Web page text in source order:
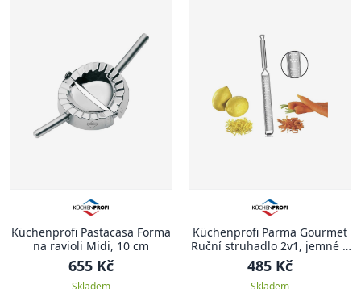
Küchenprofi Pastacasa Forma
na ravioli Midi, 10 cm
655 Kč
Küchenprofi Parma Gourmet
Ruční struhadlo 2v1, jemné a
hrubé
485 Kč